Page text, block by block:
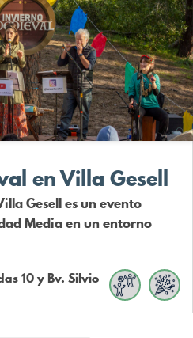
en Villa Gesell
Gesell es un evento
Media en un entorno
10 y Bv. Silvio